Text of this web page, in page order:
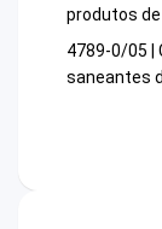
produtos
4789-0/05 |
saneantes